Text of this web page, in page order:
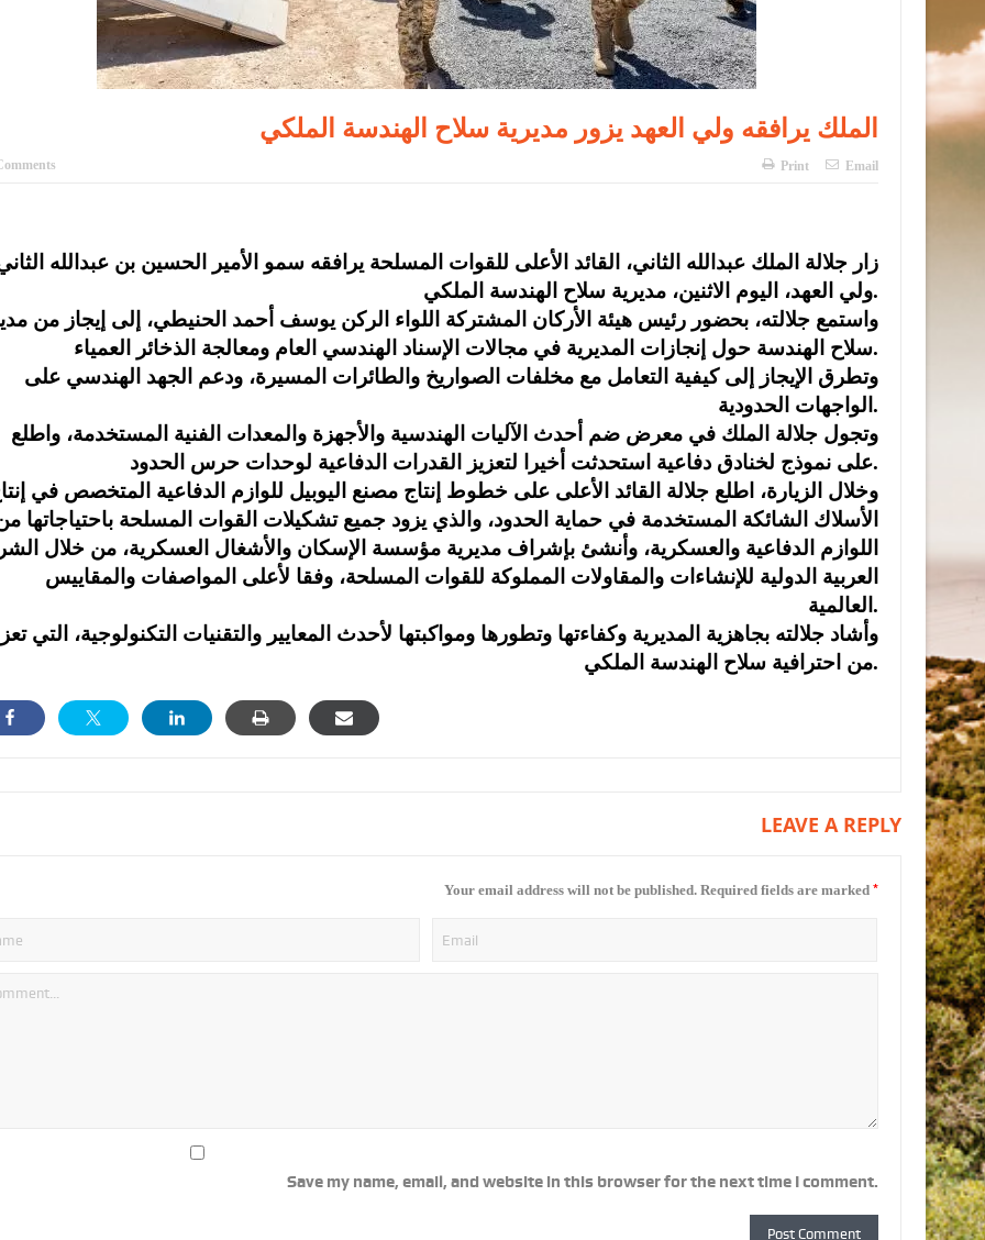
الملك يرافقه ولي العهد يزور مديرية سلاح الهندسة الملكي
Print Email
زار جلالة الملك عبدالله الثاني، القائد الأعلى للقوات المسلحة يرافقه سمو الأمير الحسين بن عبدالله
ولي العهد، اليوم الاثنين، مديرية سلاح الهندسة الملكي.
واستمع جلالته، بحضور رئيس هيئة الأركان المشتركة اللواء الركن يوسف أحمد الحنيطي، إلى إيجاز من
سلاح الهندسة حول إنجازات المديرية في مجالات الإسناد الهندسي العام ومعالجة الذخائر العمياء.
وتطرق الإيجاز إلى كيفية التعامل مع مخلفات الصواريخ والطائرات المسيرة، ودعم الجهد الهندسي على
الواجهات الحدودية.
وتجول جلالة الملك في معرض ضم أحدث الآليات الهندسية والأجهزة والمعدات الفنية المستخدمة، واطلع
على نموذج لخنادق دفاعية استحدثت أخيرا لتعزيز القدرات الدفاعية لوحدات حرس الحدود.
وخلال الزيارة، اطلع جلالة القائد الأعلى على خطوط إنتاج مصنع اليوبيل للوازم الدفاعية المتخصص في
الأسلاك الشائكة المستخدمة في حماية الحدود، والذي يزود جميع تشكيلات القوات المسلحة باحتياجاتها
اللوازم الدفاعية والعسكرية، وأنشئ بإشراف مديرية مؤسسة الإسكان والأشغال العسكرية، من خلال
العربية الدولية للإنشاءات والمقاولات المملوكة للقوات المسلحة، وفقا لأعلى المواصفات والمقاييس
العالمية.
وأشاد جلالته بجاهزية المديرية وكفاءتها وتطورها ومواكبتها لأحدث المعايير والتقنيات التكنولوجية، التي
من احترافية سلاح الهندسة الملكي.
LEAVE A REPLY
Your email address will not be published. Required fields are marked *
Save my name, email, and website in this browser for the next time I comment.